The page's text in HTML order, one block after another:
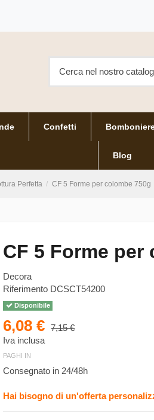
Confetti
Blog
Perfetta CF 5 Forme per colombe 750g
CF 5 Forme per
Decora
Riferimento DCSCT54200
Disponibile
6,08 €
7,15 €
Iva inclusa
PAGHI IN
Consegnato in 24/48h
Hai bisogno di un'offerta